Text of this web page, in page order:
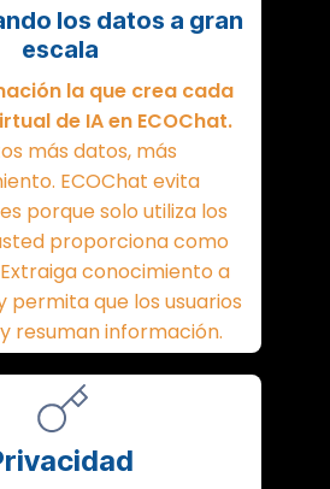
los datos a gran
escala
la que crea cada
de IA en ECOChat.
más datos, más
ECOChat evita
porque solo utiliza los
proporciona como
conocimiento a
permita que los usuarios
resuman información.